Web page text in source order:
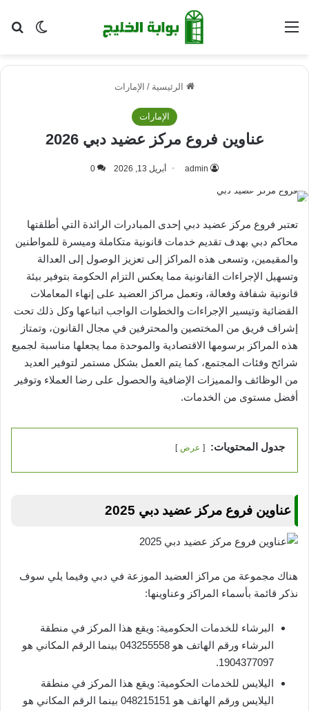
الوضع القائمة
الرئيسية / الإمارات
الإمارات
عناوين فروع مركز عضيد دبي 2026
admin أبريل 13, 2026 0
تعتبر فروع مركز عضيد دبي إحدى المبادرات الرائدة التي أطلقتها
محاكم دبي بهدف تقديم خدمات قانونية متكاملة وميسرة للمواطنين
والمقيمين، وتسعى هذه المراكز إلى تعزيز الوصول إلى العدالة
وتسهيل الإجراءات القانونية مما يعكس التزام الحكومة بتوفير بيئة
قانونية شفافة وفعالة، وتعمل مراكز العضيد على إنهاء المعاملات
القضائية وتيسير الإجراءات والخطوات الواجب اتباعها وكل ذلك تحت
إشراف فريق من المختصين والمحترفين في مجال القانون، وتمتاز
هذه المراكز برسومها الاقتصادية والموحدة مما يجعلها مناسبة لجميع
شرائح وفئات المجتمع، كما يتم العمل بشكل مستمر لتوفير العديد
من الوظائف والمميزات الإضافية والحصول على رضا العملاء وتوفير
أفضل مستوى من الخدمات.
جدول المحتويات: عرض
عناوين فروع مركز عضيد دبي 2025
هناك مجموعة من مراكز العضيد الموزعة في دبي وفيما يلي سوف
نذكر قائمة بأسماء المراكز وعناوينها:
البرشاء للخدمات الحكومية: ويقع هذا المركز في منطقة
البرشاء ورقم الهاتف هو 043255558 بينما الرقم المكاني هو
1904377097.
اليلايس للخدمات الحكومية: ويقع هذا المركز في منطقة
اليلايس ورقم الهاتف هو 048215151 بينما الرقم المكاني هو